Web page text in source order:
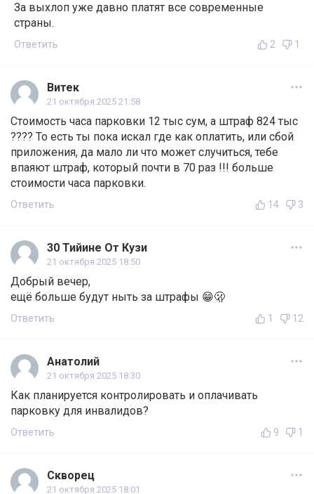
За выхлоп уже давно платят все современные
страны.
Ответить 2 1
Витек
21 октября 2025 21:58
Стоимость часа парковки 12 тыс сум, а штраф 824 тыс
???? То есть ты пока искал где как оплатить, или сбой
приложения, да мало ли что может случиться, тебе
впаяют штраф, который почти в 70 раз !!! больше
стоимости часа парковки.
Ответить 14 3
30 Тийине От Кузи
21 октября 2025 18:50
Добрый вечер,
ещё больше будут ныть за штрафы 😁🫢
Ответить 1 12
Анатолий
21 октября 2025 18:30
Как планируется контролировать и оплачивать
парковку для инвалидов?
Ответить 9 1
Скворец
21 октября 2025 18:01